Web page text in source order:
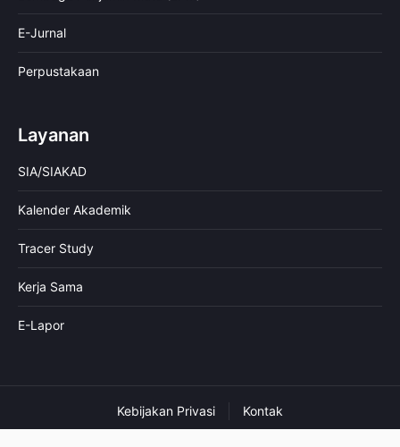
E-Jurnal
Perpustakaan
Layanan
SIA/SIAKAD
Kalender Akademik
Tracer Study
Kerja Sama
E-Lapor
Kebijakan Privasi Kontak